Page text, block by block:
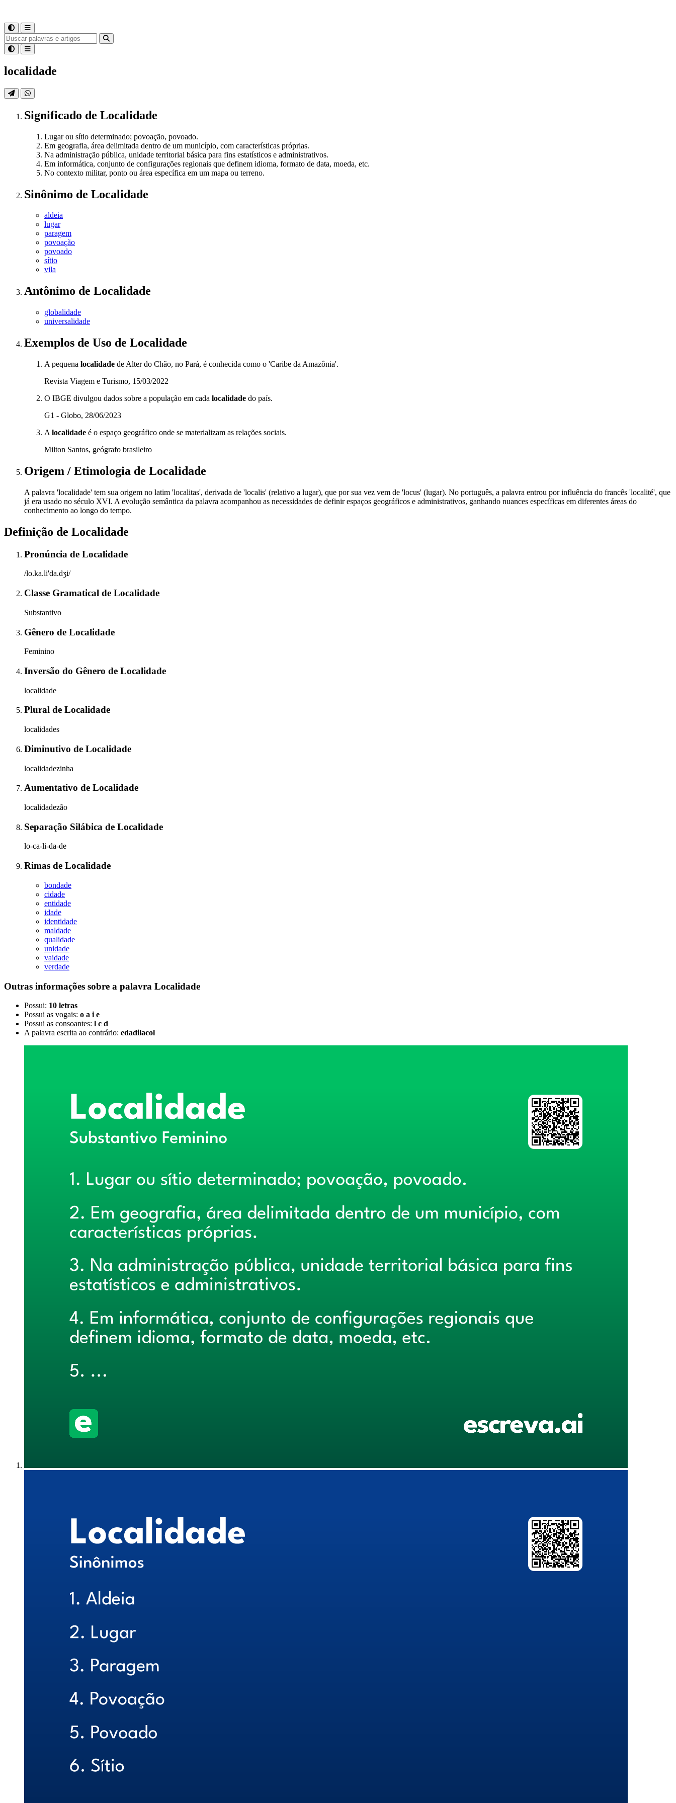
localidade
Significado de Localidade
Lugar ou sítio determinado; povoação, povoado.
Em geografia, área delimitada dentro de um município, com características próprias.
Na administração pública, unidade territorial básica para fins estatísticos e administrativos.
Em informática, conjunto de configurações regionais que definem idioma, formato de data, moeda, etc.
No contexto militar, ponto ou área específica em um mapa ou terreno.
Sinônimo de Localidade
aldeia
lugar
paragem
povoação
povoado
sítio
vila
Antônimo de Localidade
globalidade
universalidade
Exemplos de Uso de Localidade
A pequena localidade de Alter do Chão, no Pará, é conhecida como o 'Caribe da Amazônia'.
Revista Viagem e Turismo, 15/03/2022
O IBGE divulgou dados sobre a população em cada localidade do país.
G1 - Globo, 28/06/2023
A localidade é o espaço geográfico onde se materializam as relações sociais.
Milton Santos, geógrafo brasileiro
Origem / Etimologia de Localidade
A palavra 'localidade' tem sua origem no latim 'localitas', derivada de 'localis' (relativo a lugar), que por sua vez vem de 'locus' (lugar). No português, a palavra entrou por influência do francês 'localité', que
já era usado no século XVI. A evolução semântica da palavra acompanhou as necessidades de definir espaços geográficos e administrativos, ganhando nuances específicas em diferentes áreas do
conhecimento ao longo do tempo.
Definição de Localidade
Pronúncia de Localidade
/lo.ka.li'da.dʒi/
Classe Gramatical de Localidade
Substantivo
Gênero de Localidade
Feminino
Inversão do Gênero de Localidade
localidade
Plural de Localidade
localidades
Diminutivo de Localidade
localidadezinha
Aumentativo de Localidade
localidadezão
Separação Silábica de Localidade
lo-ca-li-da-de
Rimas de Localidade
bondade
cidade
entidade
idade
identidade
maldade
qualidade
unidade
vaidade
verdade
Outras informações sobre a palavra Localidade
Possui: 10 letras
Possui as vogais: o a i e
Possui as consoantes: l c d
A palavra escrita ao contrário: edadilacol